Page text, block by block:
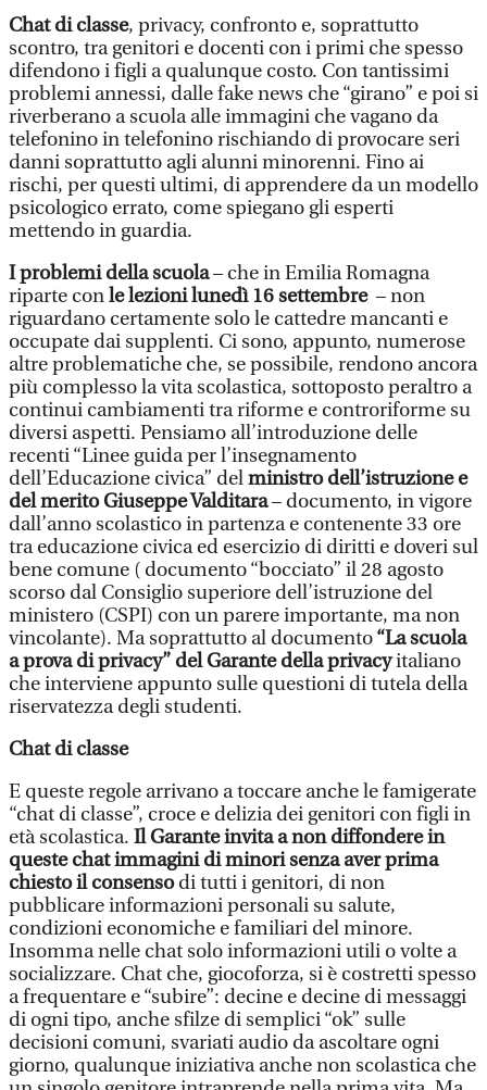
Chat di classe, privacy, confronto e, soprattutto
scontro, tra genitori e docenti con i primi che spesso
difendono i figli a qualunque costo. Con tantissimi
problemi annessi, dalle fake news che “girano” e poi si
riverberano a scuola alle immagini che vagano da
telefonino in telefonino rischiando di provocare seri
danni soprattutto agli alunni minorenni. Fino ai
rischi, per questi ultimi, di apprendere da un modello
psicologico errato, come spiegano gli esperti
mettendo in guardia.
I problemi della scuola– che in Emilia Romagna
riparte conle lezioni lunedì 16 settembre– non
riguardano certamente solo le cattedre mancanti e
occupate dai supplenti. Ci sono, appunto, numerose
altre problematiche che, se possibile, rendono ancora
più complesso la vita scolastica, sottoposto peraltro a
continui cambiamenti tra riforme e controriforme su
diversi aspetti. Pensiamo all’introduzione delle
recenti “Linee guida per l’insegnamento
dell’Educazione civica” delministro dell’istruzione e
del merito Giuseppe Valditara– documento, in vigore
dall’anno scolastico in partenza e contenente 33 ore
tra educazione civica ed esercizio di diritti e doveri sul
bene comune ( documento “bocciato” il 28 agosto
scorso dal Consiglio superiore dell’istruzione del
ministero (CSPI) con un parere importante, ma non
vincolante). Ma soprattutto al documento“La scuola
a prova di privacy” del Garante della privacyitaliano
che interviene appunto sulle questioni di tutela della
riservatezza degli studenti.
Chat di classe
E queste regole arrivano a toccare anche le famigerate
“chat di classe”, croce e delizia dei genitori con figli in
età scolastica. Il Garante invita a non diffondere in
queste chat immagini di minori senza aver prima
chiesto il consensodi tutti i genitori, di non
pubblicare informazioni personali su salute,
condizioni economiche e familiari del minore.
Insomma nelle chat solo informazioni utili o volte a
socializzare. Chat che, giocoforza, si è costretti spesso
a frequentare e “subire”: decine e decine di messaggi
di ogni tipo, anche sfilze di semplici “ok” sulle
decisioni comuni, svariati audio da ascoltare ogni
giorno, qualunque iniziativa anche non scolastica che